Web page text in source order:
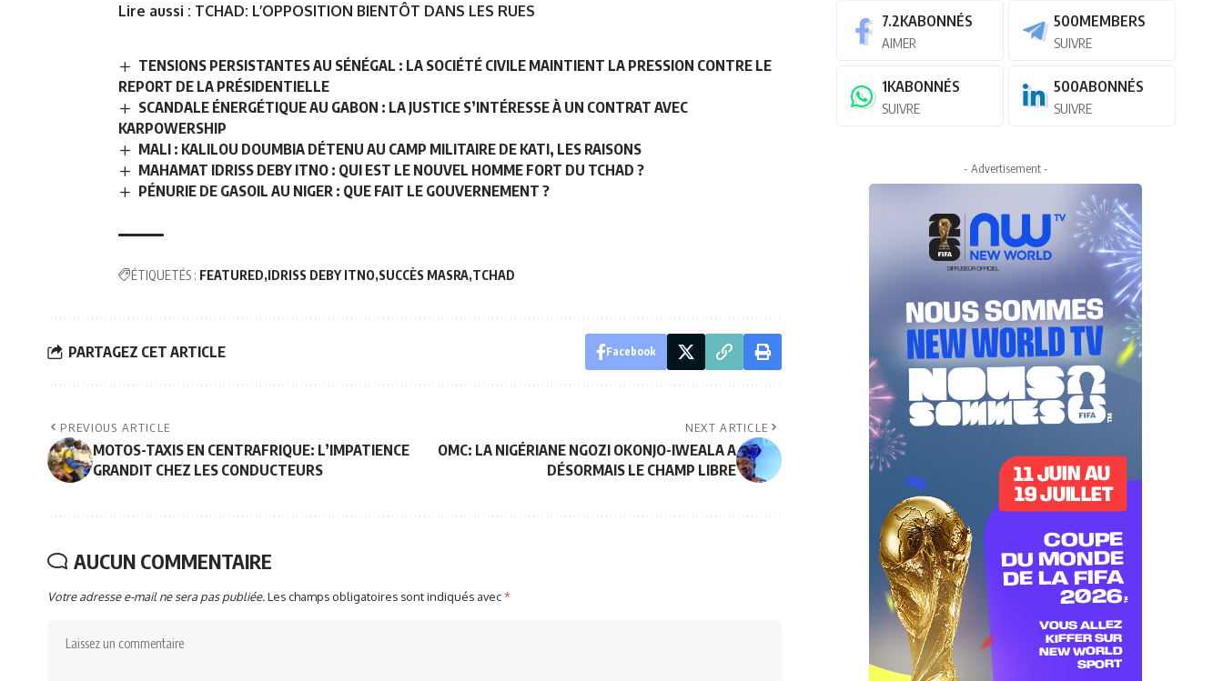
Lire aussi : TCHAD: L’OPPOSITION BIENTÔT DANS LES RUES
TENSIONS PERSISTANTES AU SÉNÉGAL : LA SOCIÉTÉ CIVILE MAINTIENT LA PRESSION CONTRE LE
REPORT DE LA PRÉSIDENTIELLE
SCANDALE ÉNERGÉTIQUE AU GABON : LA JUSTICE S’INTÉRESSE À UN CONTRAT AVEC
KARPOWERSHIP
MALI : KALILOU DOUMBIA DÉTENU AU CAMP MILITAIRE DE KATI, LES RAISONS
MAHAMAT IDRISS DEBY ITNO : QUI EST LE NOUVEL HOMME FORT DU TCHAD ?
PÉNURIE DE GASOIL AU NIGER : QUE FAIT LE GOUVERNEMENT ?
ÉTIQUETÉS : FEATURED IDRISS DEBY ITNO SUCCÈS MASRA TCHAD
PARTAGEZ CET ARTICLE Facebook
PREVIOUS ARTICLE
MOTOS-TAXIS EN CENTRAFRIQUE: L’IMPATIENCE
GRANDIT CHEZ LES CONDUCTEURS
NEXT ARTICLE
OMC: LA NIGÉRIANE NGOZI OKONJO-IWEALA A
DÉSORMAIS LE CHAMP LIBRE
AUCUN COMMENTAIRE
Votre adresse e-mail ne sera pas publiée.Les champs obligatoires sont indiqués avec*
7.2KABONNÉS
AIMER
500MEMBERS
SUIVRE
1KABONNÉS
SUIVRE
500ABONNÉS
SUIVRE
- Advertisement -